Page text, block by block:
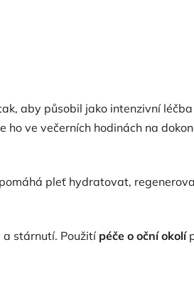
aby působil jako intenzivní
ve večerních hodinách na
pleť hydratovat,
a stárnutí. Použití péče o oční okolí